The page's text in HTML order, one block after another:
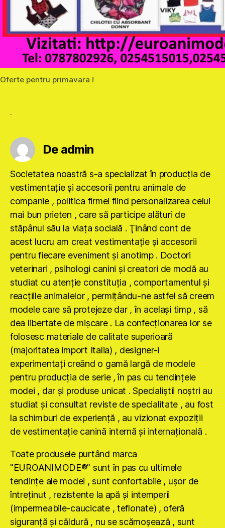
Oferte pentru primavara !
De admin
Societatea noastră s-a specializat în producţia de
vestimentaţie şi accesorii pentru animale de
companie , politica firmei fiind personalizarea celui
mai bun prieten , care să participe alături de
stăpânul său la viaţa socială . Ţinând cont de
acest lucru am creat vestimentaţie şi accesorii
pentru fiecare eveniment şi anotimp . Doctori
veterinari , psihologi canini şi creatori de modă au
studiat cu atenţie constituţia , comportamentul şi
reacţiile animalelor , permiţându-ne astfel să creem
modele care să protejeze dar , în acelaşi timp , să
dea libertate de mişcare . La confecţionarea lor se
folosesc materiale de calitate superioară
(majoritatea import Italia) , designer-i
experimentaţi creând o gamă largă de modele
pentru producţia de serie , în pas cu tendinţele
modei , dar şi produse unicat . Specialiştii noştri au
studiat şi consultat reviste de specialitate , au fost
la schimburi de experienţă , au vizionat expoziţii
de vestimentaţie canină internă şi internaţională .
Toate produsele purtând marca
"EUROANIMODE®" sunt în pas cu ultimele
tendinţe ale modei , sunt confortabile , uşor de
întreţinut , rezistente la apă şi intemperii
(impermeabile-caucicate , teflonate) , oferă
siguranţă şi căldură , nu se scămoşează , sunt